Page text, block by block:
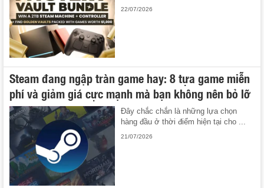
22/07/2026
Steam đang ngập tràn game hay: 8 tựa game miễn
phí và giảm giá cực mạnh mà bạn không nên bỏ lỡ
Đây chắc chắn là những lựa chọn
hàng đầu ở thời điểm hiện tại cho ...
21/07/2026